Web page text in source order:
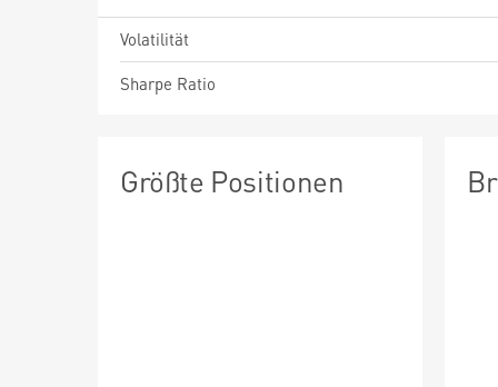
Volatilität
Sharpe Ratio
Größte Positionen